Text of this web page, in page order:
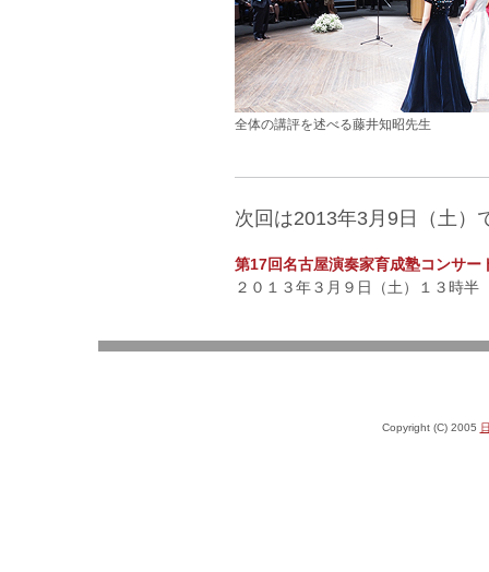
全体の講評を述べる藤井知昭先生
次回は2013年3月9日（土）
第17回名古屋演奏家育成塾コンサー
２０１３年３月９日（土）１３時半
Copyright (C) 2005